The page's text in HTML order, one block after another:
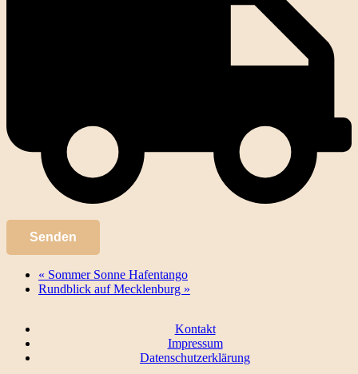
« Sommer Sonne Hafentango
Rundblick auf Mecklenburg »
Kontakt
Impressum
Datenschutzerklärung